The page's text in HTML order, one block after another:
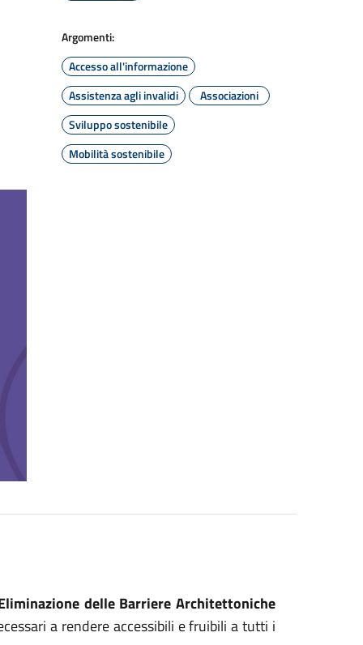
Argomenti:
Accesso all'informazione
Assistenza agli invalidi
Associazioni
Sviluppo sostenibile
Mobilità sostenibile
delle Barriere Architettoniche
a rendere accessibili e fruibili a tutti i